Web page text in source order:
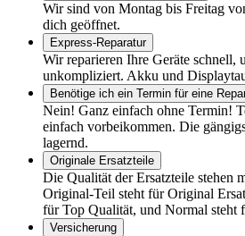
Wir sind von Montag bis Freitag
dich geöffnet.
Express-Reparatur
Wir reparieren Ihre Geräte schnell,
unkompliziert. Akku und
Benötige ich ein Termin für eine
Nein! Ganz einfach ohne Termin!
einfach vorbeikommen. Die
lagernd.
Originale Ersatzteile
Die Qualität der Ersatzteile stehen
Original-Teil steht für Original
für Top Qualität, und Normal steht
Versicherung